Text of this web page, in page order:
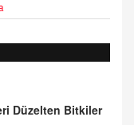
Keşif Yolculuğu